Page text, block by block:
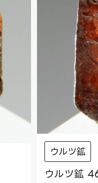
ウルツ鉱
ウルツ鉱